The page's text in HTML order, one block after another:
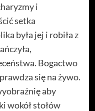
i
setka
była jej i robiła z
Bogactwo
się na żywo.
aby
wokół stołów